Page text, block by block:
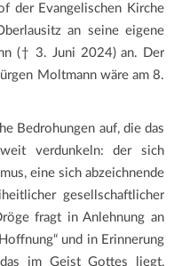
der Evangelischen Kirche
an seine eigene
(† 3. Juni 2024) an. Der
Moltmann wäre am 8.
Bedrohungen auf, die das
verdunkeln: der sich
eine sich abzeichnende
gesellschaftlicher
fragt in Anlehnung an
und in Erinnerung
das im Geist Gottes liegt,